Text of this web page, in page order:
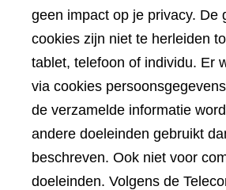
geen impact op je privacy. De
cookies zijn niet te herleiden
tablet, telefoon of individu. Er
via cookies
de verzamelde informatie
andere doeleinden gebruikt
beschreven. Ook niet voor
doeleinden. Volgens de